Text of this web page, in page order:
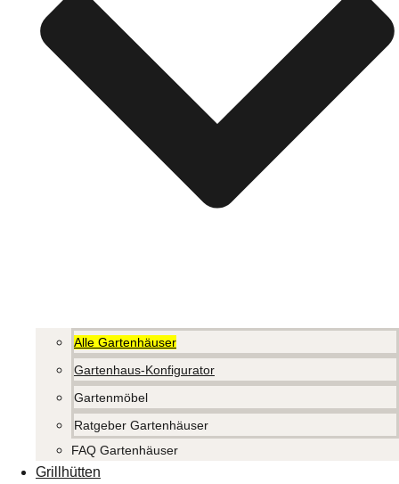
Alle Gartenhäuser
Gartenhaus-Konfigurator
Gartenmöbel
Ratgeber Gartenhäuser
FAQ Gartenhäuser
Grillhütten